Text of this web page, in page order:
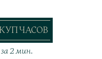
2 мин.
ЧАСОВ